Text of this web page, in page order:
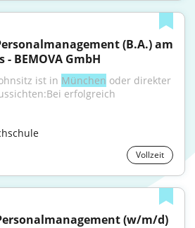
(B.A.) am
BEMOVA GmbH
ist in München oder direkter
erfolgreich
Vollzeit
(w/m/d)